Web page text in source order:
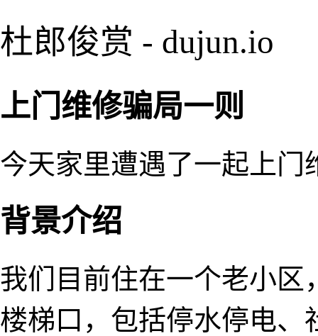
杜郎俊赏 - dujun.io
上门维修骗局一则
今天家里遭遇了一起上门
背景介绍
我们目前住在一个老小区
楼梯口，包括停水停电、